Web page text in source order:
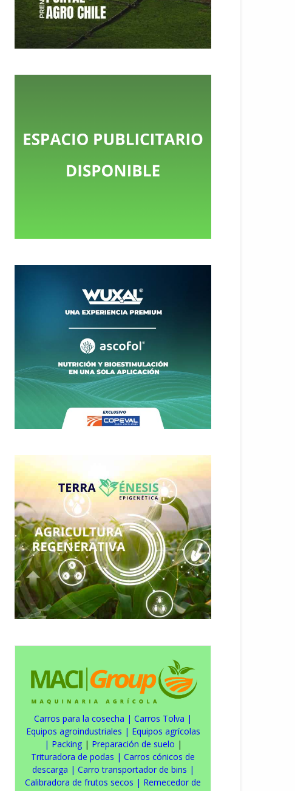
Carros para la cosecha | Carros Tolva |
Equipos agroindustriales | Equipos agrícolas
| Packing| Preparación de suelo |
Trituradora de podas | Carros cónicos de
descarga | Carro transportador de bins |
Calibradora de frutos secos | Remecedor de